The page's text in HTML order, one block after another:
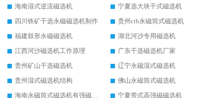
海南湿式逆流磁选机
宁夏选大块干式磁选机
四川铁矿干选永磁磁选机制作
贵州ctb永磁筒式磁选机
福建鼓形永磁磁选机
湖北河沙专用磁选机
江西河沙磁选机工作原理
广东干选磁选机厂家
贵州矿山干选磁选机
辽宁永磁湿式磁选机
贵州湿式磁选机结构
佛山永磁筒式磁选机
海南永磁筒式磁选机有强磁的吗
宁夏带式高强磁磁选机